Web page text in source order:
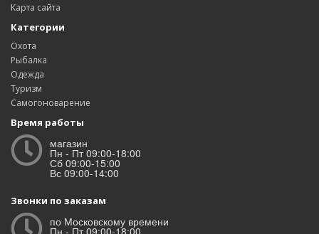
Карта сайта
Категории
Охота
Рыбалка
Одежда
Туризм
Самогоноварение
Время работы
магазин
Пн - Пт 09:00-18:00
Сб 09:00-15:00
Вс 09:00-14:00
Звонки по заказам
по Московскому времени
Пн - Пт 09:00-18:00